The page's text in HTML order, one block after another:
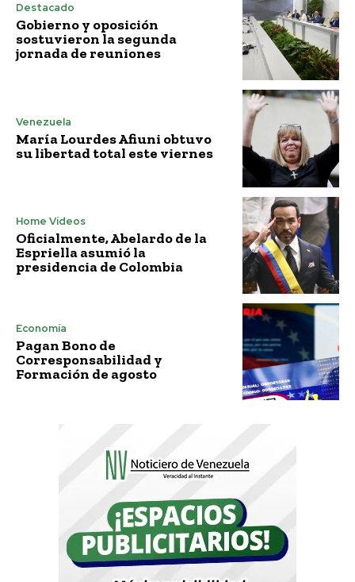
Destacado
Gobierno y oposición
sostuvieron la segunda
jornada de reuniones
Venezuela
María Lourdes Afiuni obtuvo
su libertad total este viernes
Home Vídeos
Oficialmente, Abelardo de la
Espriella asumió la
presidencia de Colombia
Economía
Pagan Bono de
Corresponsabilidad y
Formación de agosto